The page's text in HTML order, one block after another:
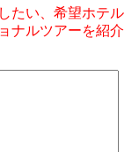
たい、希望ホテル
ナルツアーを紹介